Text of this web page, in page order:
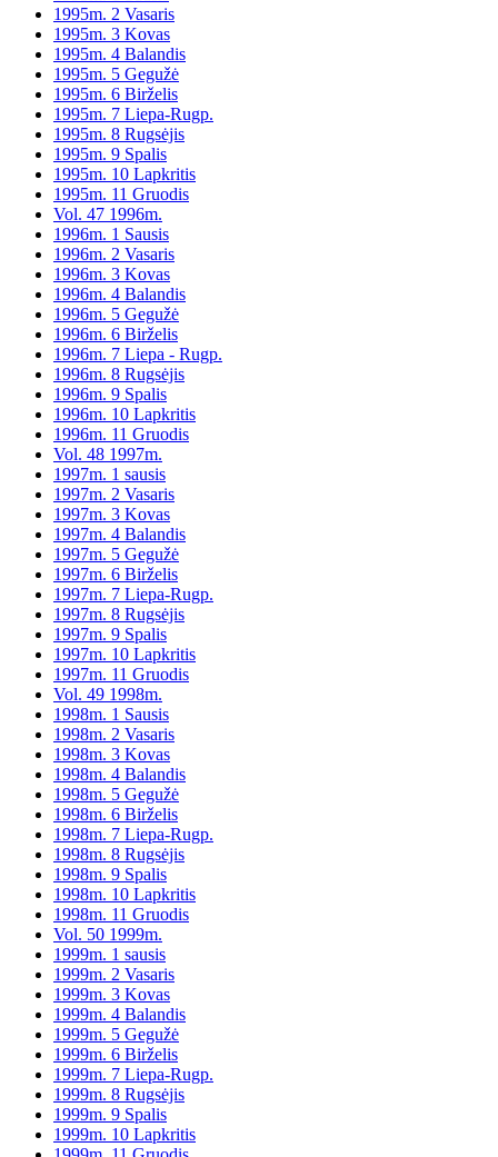
1995m. 2 Vasaris
1995m. 3 Kovas
1995m. 4 Balandis
1995m. 5 Gegužė
1995m. 6 Birželis
1995m. 7 Liepa-Rugp.
1995m. 8 Rugsėjis
1995m. 9 Spalis
1995m. 10 Lapkritis
1995m. 11 Gruodis
Vol. 47 1996m.
1996m. 1 Sausis
1996m. 2 Vasaris
1996m. 3 Kovas
1996m. 4 Balandis
1996m. 5 Gegužė
1996m. 6 Birželis
1996m. 7 Liepa - Rugp.
1996m. 8 Rugsėjis
1996m. 9 Spalis
1996m. 10 Lapkritis
1996m. 11 Gruodis
Vol. 48 1997m.
1997m. 1 sausis
1997m. 2 Vasaris
1997m. 3 Kovas
1997m. 4 Balandis
1997m. 5 Gegužė
1997m. 6 Birželis
1997m. 7 Liepa-Rugp.
1997m. 8 Rugsėjis
1997m. 9 Spalis
1997m. 10 Lapkritis
1997m. 11 Gruodis
Vol. 49 1998m.
1998m. 1 Sausis
1998m. 2 Vasaris
1998m. 3 Kovas
1998m. 4 Balandis
1998m. 5 Gegužė
1998m. 6 Birželis
1998m. 7 Liepa-Rugp.
1998m. 8 Rugsėjis
1998m. 9 Spalis
1998m. 10 Lapkritis
1998m. 11 Gruodis
Vol. 50 1999m.
1999m. 1 sausis
1999m. 2 Vasaris
1999m. 3 Kovas
1999m. 4 Balandis
1999m. 5 Gegužė
1999m. 6 Birželis
1999m. 7 Liepa-Rugp.
1999m. 8 Rugsėjis
1999m. 9 Spalis
1999m. 10 Lapkritis